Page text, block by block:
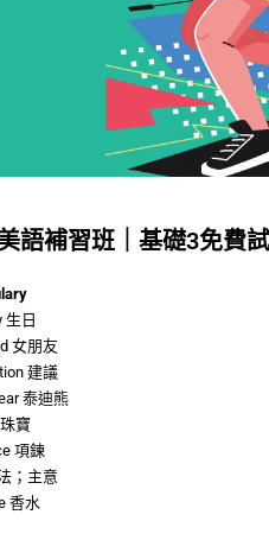
語補習班｜基礎3免費
生日
女朋友
建議
泰迪熊
寶
項鍊
；主意
香水